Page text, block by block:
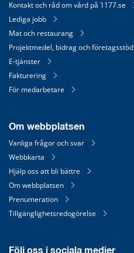
Kontakt och råd om vård på 1177.se
Lediga jobb
Mat och restaurang
Projektmedel, bidrag och företagsstöd
E-tjänster
Fakturering
För medarbetare
Om webbplatsen
Vanliga frågor och svar
Webbkarta
Hjälp oss att bli bättre
Om webbplatsen
Prenumeration
Tillgänglighetsredogörelse
Följ oss i sociala medier